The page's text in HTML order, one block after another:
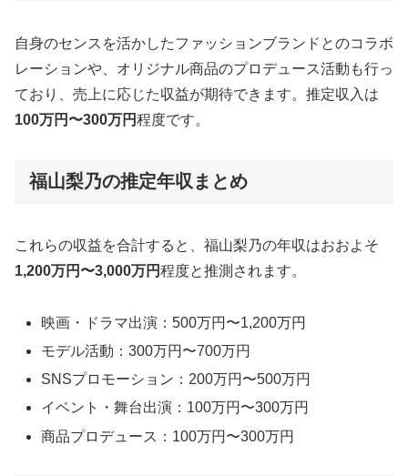
自身のセンスを活かしたファッションブランドとのコラボ
レーションや、オリジナル商品のプロデュース活動も行っ
ており、売上に応じた収益が期待できます。推定収入は
100万円〜300万円程度です。
福山梨乃の推定年収まとめ
これらの収益を合計すると、福山梨乃の年収はおおよそ
1,200万円〜3,000万円程度と推測されます。
映画・ドラマ出演：500万円〜1,200万円
モデル活動：300万円〜700万円
SNSプロモーション：200万円〜500万円
イベント・舞台出演：100万円〜300万円
商品プロデュース：100万円〜300万円